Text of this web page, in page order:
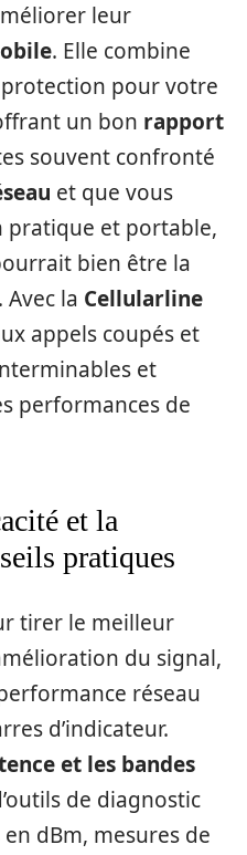
leur
. Elle combine
pour votre
un bon rapport
souvent confronté
et que vous
pratique et portable,
bien être la
la Cellularline
appels coupés et
et
performances de
et la
pratiques
tirer le meilleur
du signal,
réseau
d’indicateur.
et les bandes
de diagnostic
dBm, mesures de